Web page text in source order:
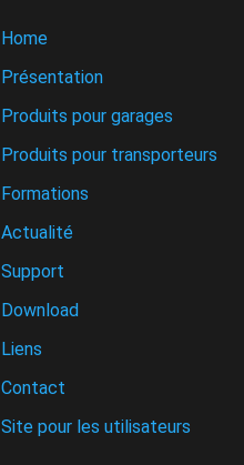
Home
Présentation
Produits pour garages
Produits pour transporteurs
Formations
Actualité
Support
Download
Liens
Contact
Site pour les utilisateurs